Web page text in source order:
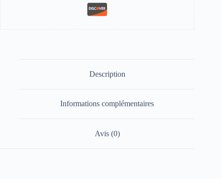
Description
Informations complémentaires
Avis (0)